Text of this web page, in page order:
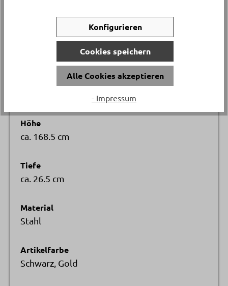
Versand & Lieferung
Höhe
ca. 168.5 cm
Tiefe
ca. 26.5 cm
Material
Stahl
Artikelfarbe
Schwarz, Gold
Konfigurieren
Cookies speichern
Alle Cookies akzeptieren
- Impressum